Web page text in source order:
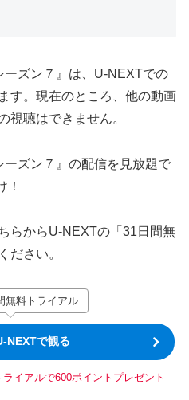
ズン７』は、U-NEXTでの
す。現在のところ、他の動画
視聴はできません。
ズン７』の配信を見放題で
！
らからU-NEXTの「31日間無
ださい。
無料トライアル
NEXTで観る
イアルで600ポイントプレゼント